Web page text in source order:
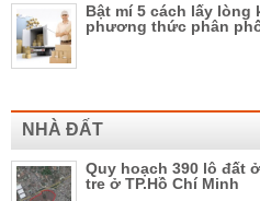
Bật mí 5 cách lấy
phương thức phân
NHÀ ĐẤT
Quy hoạch 390 lô đất
tre ở TP.Hồ Chí Minh